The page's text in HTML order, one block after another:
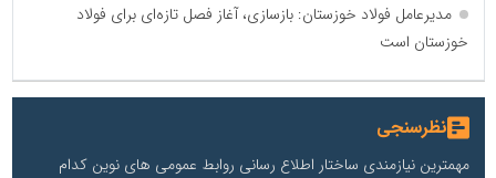
مدیرعامل فولاد خوزستان: بازسازی، آغاز فصل تازه‌ای برای فولاد
خوزستان است
نظرسنجی
مهمترین نیازمندی ساختار اطلاع رسانی روابط عمومی های نوین کدام